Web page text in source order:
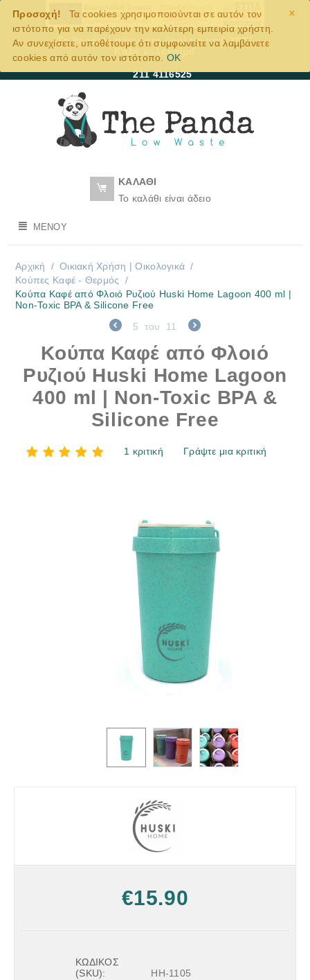
×
Προσοχή!
Τα cookies χρησιμοποιούνται σε αυτόν τον
ιστότοπο για να παρέχουν την καλύτερη εμπειρία χρήστη.
Αν συνεχίσετε, υποθέτουμε ότι συμφωνείτε να λαμβάνετε
cookies από αυτόν τον ιστότοπο. OK
Το Pandaki πίσω στη δουλειά από 28/8!
Καλό καλοκαίρι!
211 4116525
ΚΑΛΆΘΙ
Το καλάθι είναι άδειο
ΜΕΝΟΎ
Αρχική / Οικιακή Χρήση | Oικολογικά /
Κούπες Καφέ - Θερμός
/
Κούπα Καφέ από Φλοιό Ρυζιού Huski Home Lagoon 400 ml |
Non-Toxic BPA & Silicone Free
5
του 11
Κούπα Καφέ από Φλοιό
Ρυζιού Huski Home Lagoon
400 ml | Non-Toxic BPA &
Silicone Free
1 κριτική Γράψτε μια κριτική
€15.90
ΚΩΔΙΚΟΣ
(SKU):
HH-1105